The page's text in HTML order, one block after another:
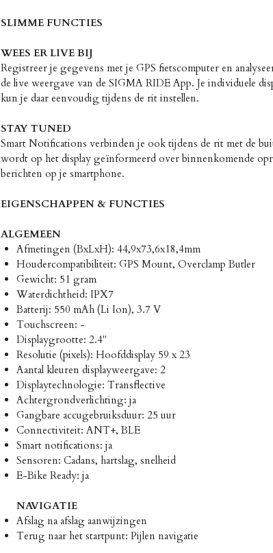
SLIMME FUNCTIES
WEES ER LIVE BIJ
Registreer je gegevens met je GPS fietscomputer en
de live weergave van de SIGMA RIDE App. Je individuele
kun je daar eenvoudig tijdens de rit instellen.
STAY TUNED
Smart Notifications verbinden je ook tijdens de rit met de
wordt op het display geïnformeerd over binnenkomende
berichten op je smartphone.
EIGENSCHAPPEN & FUNCTIES
ALGEMEEN
Afmetingen (BxLxH): 44,9x73,6x18,4mm
Houdercompatibiliteit: GPS Mount, Overclamp Butler
Gewicht: 51 gram
Waterdichtheid: IPX7
Batterij: 550 mAh (Li Ion), 3.7 V
Touchscreen: -
Displaygrootte: 2.4"
Resolutie (pixels): Hoofddisplay 59 x 23
Aantal kleuren displayweergave: 2
Displaytechnologie: Transflective
Achtergrondverlichting: ja
Gangbare accugebruiksduur: 25 uur
Connectiviteit: ANT+, BLE
Smart notifications: ja
Sensoren: Cadans, hartslag, snelheid
E-Bike Ready: ja
NAVIGATIE
Afslag na afslag aanwijzingen
Terug naar het startpunt: Pijlen navigatie